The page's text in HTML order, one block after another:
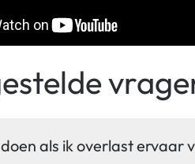
als ik overlast ervaar